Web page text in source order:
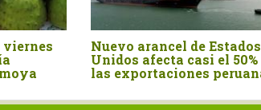
Perú importó canela entera
por US$ 15.4 millones en el
primer semestre del año